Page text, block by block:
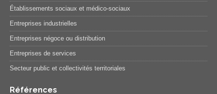
Établissements sociaux et médico-sociaux
Entreprises industrielles
Entreprises négoce ou distribution
Entreprises de services
Secteur public et collectivités territoriales
Références